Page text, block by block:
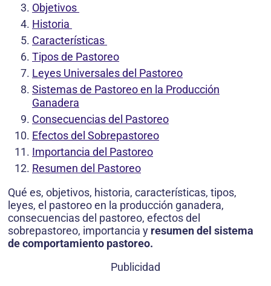
Objetivos
Historia
Características
Tipos de Pastoreo
Leyes Universales del Pastoreo
Sistemas de Pastoreo en la Producción
Ganadera
Consecuencias del Pastoreo
Efectos del Sobrepastoreo
Importancia del Pastoreo
Resumen del Pastoreo
Qué es, objetivos, historia, características, tipos,
leyes, el pastoreo en la producción ganadera,
consecuencias del pastoreo, efectos del
sobrepastoreo, importancia y resumen del sistema
de comportamiento pastoreo.
Publicidad